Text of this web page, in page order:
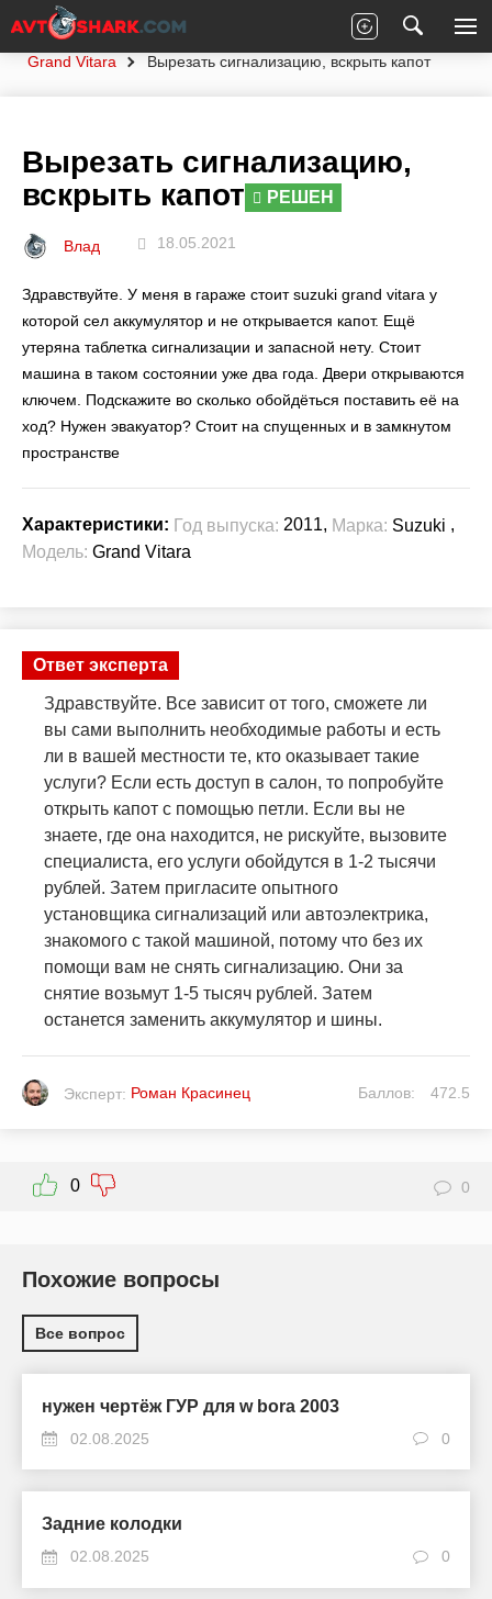
Главная Вопросы экспертам
Suzuki
Grand Vitara
Вырезать сигнализацию, вскрыть капот
Вырезать сигнализацию,
вскрыть капот
РЕШЕН
Влад 18.05.2021
Здравствуйте. У меня в гараже стоит suzuki grand vitara у
которой сел аккумулятор и не открывается капот. Ещё
утеряна таблетка сигнализации и запасной нету. Стоит
машина в таком состоянии уже два года. Двери открываются
ключем. Подскажите во сколько обойдёться поставить её на
ход? Нужен эвакуатор? Стоит на спущенных и в замкнутом
пространстве
Характеристики: Год выпуска: 2011, Марка: Suzuki ,
Модель: Grand Vitara
Ответ эксперта
Здравствуйте. Все зависит от того, сможете ли
вы сами выполнить необходимые работы и есть
ли в вашей местности те, кто оказывает такие
услуги? Если есть доступ в салон, то попробуйте
открыть капот с помощью петли. Если вы не
знаете, где она находится, не рискуйте, вызовите
специалиста, его услуги обойдутся в 1-2 тысячи
рублей. Затем пригласите опытного
установщика сигнализаций или автоэлектрика,
знакомого с такой машиной, потому что без их
помощи вам не снять сигнализацию. Они за
снятие возьмут 1-5 тысяч рублей. Затем
останется заменить аккумулятор и шины.
Эксперт: Роман Красинец Баллов: 472.5
0 0
Похожие вопросы
Все вопрос
нужен чертёж ГУР для w bora 2003
02.08.2025 0
Задние колодки
02.08.2025 0